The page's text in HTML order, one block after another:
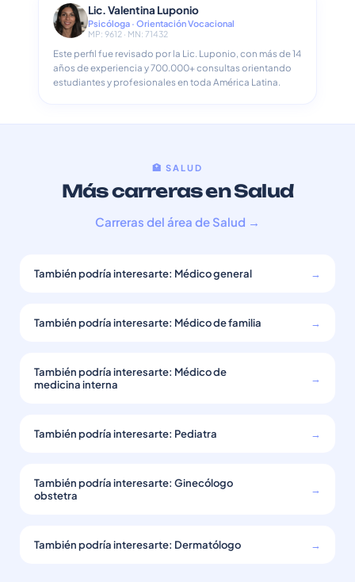
Lic. Valentina Luponio
Psicóloga · Orientación Vocacional
MP: 9612 · MN: 71432
Este perfil fue revisado por la Lic. Luponio, con más de 14
años de experiencia y 700.000+ consultas orientando
estudiantes y profesionales en toda América Latina.
🏥 SALUD
Más carreras en Salud
Carreras del área de Salud →
También podría interesarte: Médico general →
También podría interesarte: Médico de familia →
También podría interesarte: Médico de
medicina interna
→
También podría interesarte: Pediatra →
También podría interesarte: Ginecólogo
obstetra
→
También podría interesarte: Dermatólogo →